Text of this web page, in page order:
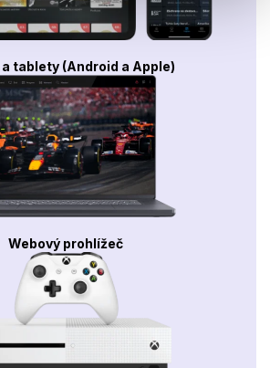
tablety (Android a Apple)
Webový prohlížeč